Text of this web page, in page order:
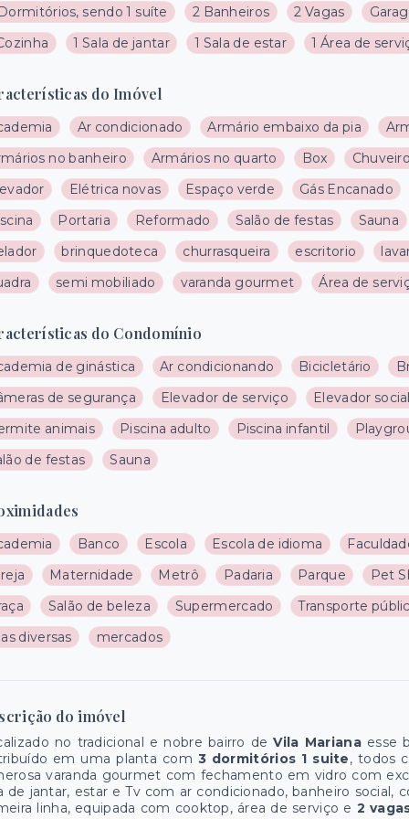
sendo 1 suíte 2 Banheiros 2 Vagas
1 Sala de jantar 1 Sala de estar 1 Área de
do Imóvel
Ar condicionado Armário embaixo da pia
no banheiro
Armários no quarto Box
Elétrica novas Espaço verde
Gás Encanado
Portaria Reformado Salão de festas
Sauna
brinquedoteca churrasqueira escritorio
semi mobiliado varanda gourmet Área de
do Condomínio
de ginástica Ar condicionando Bicicletário
de segurança
Elevador de serviço
Elevador
animais
Piscina adulto Piscina infantil
de festas
Sauna
Banco Escola Escola de idioma
Maternidade Metrô Padaria Parque
Pet
Salão de beleza Supermercado
Transporte
diversas
mercados
do imóvel
no tradicional e nobre bairro deVila Marianaesse
em uma planta com 3 dormitórios 1 suite, todos
varanda gourmet com fechamento em vidro com
de jantar, estar e Tv com ar condicionado, banheiro social,
linha, equipada com cooktop, área de serviço e 2